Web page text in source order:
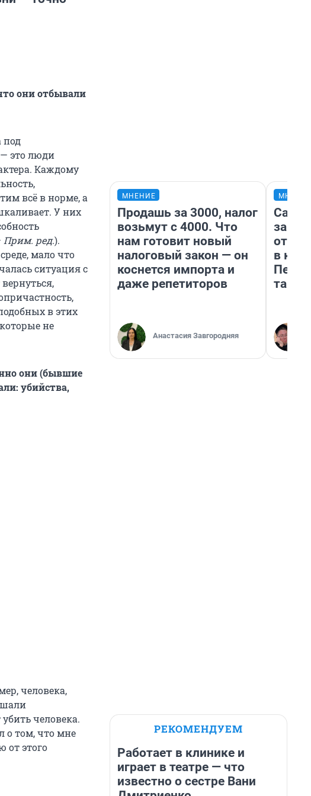
они отбывали
под
это люди
Каждому
всё в норме, а
У них
Прим. ред.).
мало что
ситуация с
в этих
не
они (бывшие
убийства,
человека,
человека.
о том, что мне
от этого
МНЕНИЕ
Продашь за 3000, налог
возьмут с 4000. Что
нам готовит новый
налоговый закон — он
коснется импорта и
даже репетиторов
Анастасия Завгородняя
в
там
РЕКОМЕНДУЕМ
Работает в клинике и
играет в театре — что
известно о сестре Вани